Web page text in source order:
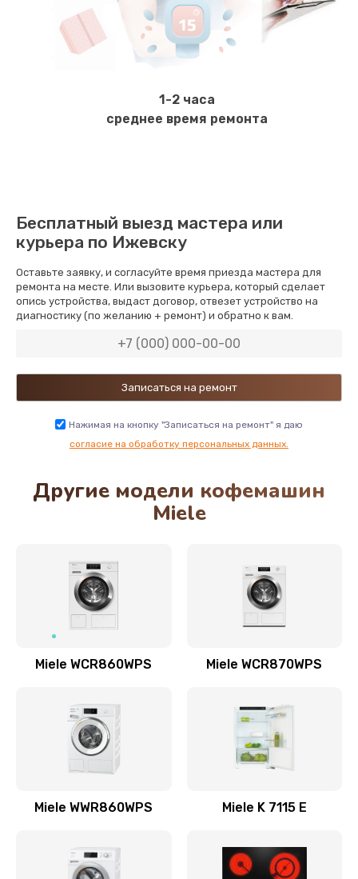
Чистка и настройка кофемолки
2000 руб.
Ремонт бойлера или замена ТЭНа
2000 руб.
Ремонт или замена кофемолки
3200 руб.
Заказать
1-2 часа
среднее время ремонта
Бесплатный выезд мастера или
курьера по Ижевску
Оставьте заявку, и согласуйте время приезда мастера для
ремонта на месте. Или вызовите курьера, который сделает
опись устройства, выдаст договор, отвезет устройство на
диагностику (по желанию + ремонт) и обратно к вам.
Нажимая на кнопку "Записаться на ремонт" я даю
согласие на обработку персональных данных.
Другие модели кофемашин
Miele
Miele WCR860WPS Miele WCR870WPS
Miele WWR860WPS Miele K 7115 E